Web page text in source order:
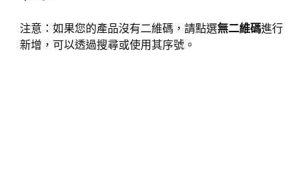
注意：如果您的產品沒有二維碼，請點選無二維碼進行
新增，可以透過搜尋或使用其序號。